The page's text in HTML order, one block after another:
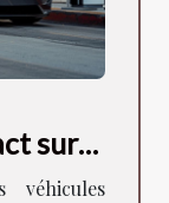
sur
véhicules